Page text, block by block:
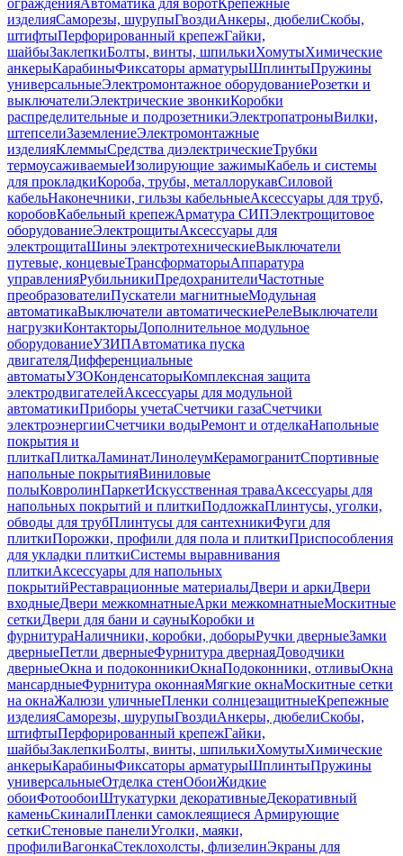
огражденияАвтоматика для воротКрепежные
изделияСаморезы, шурупыГвоздиАнкеры, дюбелиСкобы,
штифтыПерфорированный крепежГайки,
шайбыЗаклепкиБолты, винты, шпилькиХомутыХимические
анкерыКарабиныФиксаторы арматурыШплинтыПружины
универсальныеЭлектромонтажное оборудованиеРозетки и
выключателиЭлектрические звонкиКоробки
распределительные и подрозетникиЭлектропатроныВилки,
штепселиЗаземлениеЭлектромонтажные
изделияКлеммыСредства диэлектрическиеТрубки
термоусаживаемыеИзолирующие зажимыКабель и системы
для прокладкиКороба, трубы, металлорукавСиловой
кабельНаконечники, гильзы кабельныеАксессуары для труб,
коробовКабельный крепежАрматура СИПЭлектрощитовое
оборудованиеЭлектрощитыАксессуары для
электрощитаШины электротехническиеВыключатели
путевые, концевыеТрансформаторыАппаратура
управленияРубильникиПредохранителиЧастотные
преобразователиПускатели магнитныеМодульная
автоматикаВыключатели автоматическиеРелеВыключатели
нагрузкиКонтакторыДополнительное модульное
оборудованиеУЗИПАвтоматика пуска
двигателяДифференциальные
автоматыУЗОКонденсаторыКомплексная защита
электродвигателейАксессуары для модульной
автоматикиПриборы учетаСчетчики газаСчетчики
электроэнергииСчетчики водыРемонт и отделкаНапольные
покрытия и
плиткаПлиткаЛаминатЛинолеумКерамогранитСпортивные
напольные покрытияВиниловые
полыКовролинПаркетИскусственная траваАксессуары для
напольных покрытий и плиткиПодложкаПлинтусы, уголки,
обводы для трубПлинтусы для сантехникиФуги для
плиткиПорожки, профили для пола и плиткиПриспособления
для укладки плиткиСистемы выравнивания
плиткиАксессуары для напольных
покрытийРеставрационные материалыДвери и аркиДвери
входныеДвери межкомнатныеАрки межкомнатныеМоскитные
сеткиДвери для бани и сауныКоробки и
фурнитураНаличники, коробки, доборыРучки дверныеЗамки
дверныеПетли дверныеФурнитура двернаяДоводчики
дверныеОкна и подоконникиОкнаПодоконники, отливыОкна
мансардныеФурнитура оконнаяМягкие окнаМоскитные сетки
на окнаЖалюзи уличныеПленки солнцезащитныеКрепежные
изделияСаморезы, шурупыГвоздиАнкеры, дюбелиСкобы,
штифтыПерфорированный крепежГайки,
шайбыЗаклепкиБолты, винты, шпилькиХомутыХимические
анкерыКарабиныФиксаторы арматурыШплинтыПружины
универсальныеОтделка стенОбоиЖидкие
обоиФотообоиШтукатурки декоративныеДекоративный
каменьСкиналиПленки самоклеящиеся Армирующие
сеткиСтеновые панелиУголки, маяки,
профилиВагонкаСтеклохолсты, флизелинЭкраны для